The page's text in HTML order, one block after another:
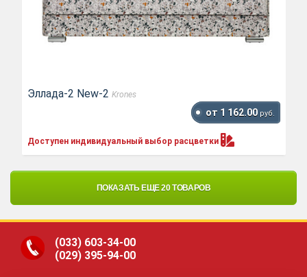
Эллада-2 New-2 Krones
от 1 162.00 руб.
Доступен индивидуальный выбор расцветки
ПОКАЗАТЬ ЕЩЕ 20 ТОВАРОВ
(033) 603-34-00
(029) 395-94-00